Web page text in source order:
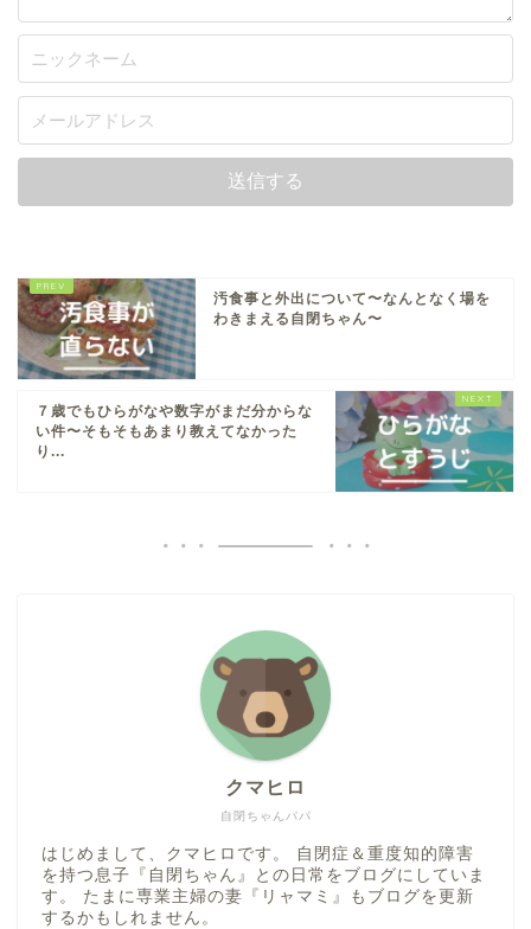
汚食事と外出について〜なんとなく場を
わきまえる自閉ちゃん〜
７歳でもひらがなや数字がまだ分からな
い件〜そもそもあまり教えてなかった
り...
自閉ちゃんパパ
クマヒロ
はじめまして、クマヒロです。 自閉症＆重度知的障害
を持つ息子『自閉ちゃん』との日常をブログにしていま
す。 たまに専業主婦の妻『リャマミ』もブログを更新
するかもしれません。